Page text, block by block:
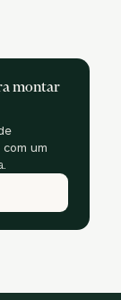
montar
um